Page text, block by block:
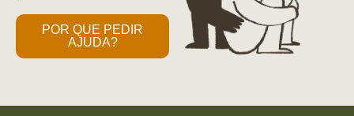
POR QUE PEDIR
AJUDA?